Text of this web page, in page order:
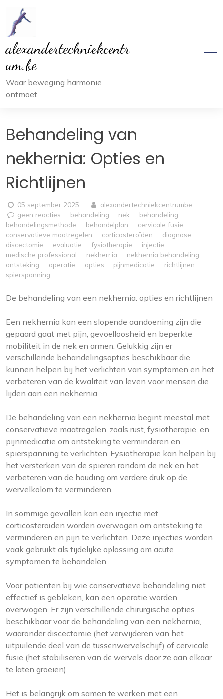
inhoud
alexandertechniekcentr
um.be
Waar beweging harmonie
ontmoet.
Behandeling van
nekhernia: Opties en
Richtlijnen
05 september 2025
alexandertechniekcentrumbe
geen reacties
behandeling nek
behandeling
behandelingsmethode
behandelplan
cervicale fusie
conservatieve maatregelen
corticosteroïden
diagnose
discectomie
evaluatie fysiotherapie
injectie
medische professional
nekhernia
nekhernia behandeling
ontsteking
operatie opties pijnmedicatie
richtlijnen
spierspanning
De behandeling van een nekhernia: opties en richtlijnen
Een nekhernia kan een slopende aandoening zijn die
gepaard gaat met pijn, gevoelloosheid en beperkte
mobiliteit in de nek en armen. Gelukkig zijn er
verschillende behandelingsopties beschikbaar die
kunnen helpen bij het verlichten van symptomen en het
verbeteren van de kwaliteit van leven voor mensen die
lijden aan een nekhernia.
De behandeling van een nekhernia begint meestal met
conservatieve maatregelen, zoals rust, fysiotherapie, en
pijnmedicatie om ontsteking te verminderen en
spierspanning te verlichten. Fysiotherapie kan helpen bij
het versterken van de spieren rondom de nek en het
verbeteren van de houding om verdere druk op de
wervelkolom te verminderen.
In sommige gevallen kan een injectie met
corticosteroïden worden overwogen om ontsteking te
verminderen en pijn te verlichten. Deze injecties worden
vaak gebruikt als tijdelijke oplossing om acute
symptomen te behandelen.
Voor patiënten bij wie conservatieve behandeling niet
effectief is gebleken, kan een operatie worden
overwogen. Er zijn verschillende chirurgische opties
beschikbaar voor de behandeling van een nekhernia,
waaronder discectomie (het verwijderen van het
uitpuilende deel van de tussenwervelschijf) of cervicale
fusie (het stabiliseren van de wervels door ze aan elkaar
te laten groeien).
Het is belangrijk om samen te werken met een